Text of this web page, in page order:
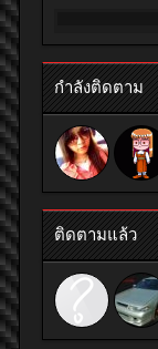
กำลังติดตาม
ติดตามแล้ว